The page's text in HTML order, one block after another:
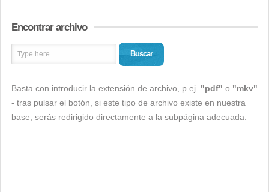
Encontrar archivo
Buscar
Basta con introducir la extensión de archivo, p.ej. "pdf" o "mkv"
- tras pulsar el botón, si este tipo de archivo existe en nuestra
base, serás redirigido directamente a la subpágina adecuada.